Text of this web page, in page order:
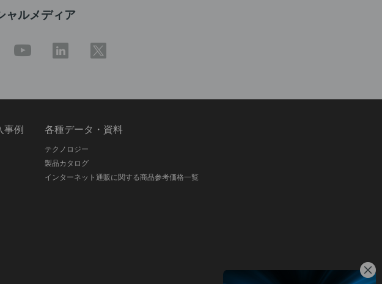
ャルメディア
事例 各種データ・資料
テクノロジー
製品カタログ
インターネット通販に関する商品参考価格一覧